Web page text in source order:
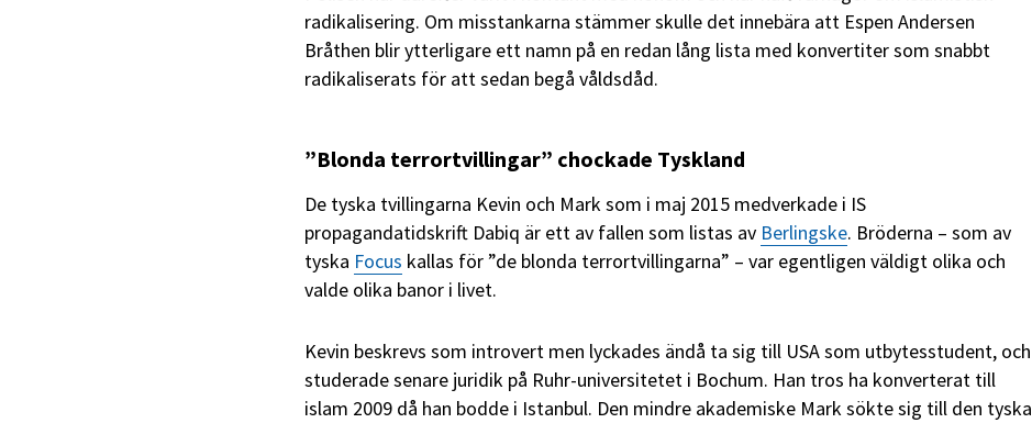
radikalisering. Om misstankarna stämmer skulle det innebära att Espen Andersen
Bråthen blir ytterligare ett namn på en redan lång lista med konvertiter som snabbt
radikaliserats för att sedan begå våldsdåd.
”Blonda terrortvillingar” chockade Tyskland
De tyska tvillingarna Kevin och Mark som i maj 2015 medverkade i IS
propagandatidskrift Dabiq är ett av fallen som listas av Berlingske. Bröderna – som av
tyska Focus kallas för ”de blonda terrortvillingarna” – var egentligen väldigt olika och
valde olika banor i livet.
Kevin beskrevs som introvert men lyckades ändå ta sig till USA som utbytesstudent, och
studerade senare juridik på Ruhr-universitetet i Bochum. Han tros ha konverterat till
islam 2009 då han bodde i Istanbul. Den mindre akademiske Mark sökte sig till den tyska